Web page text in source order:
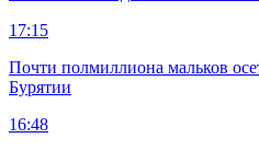
17:15
Почти полмиллиона мальков
Бурятии
16:48